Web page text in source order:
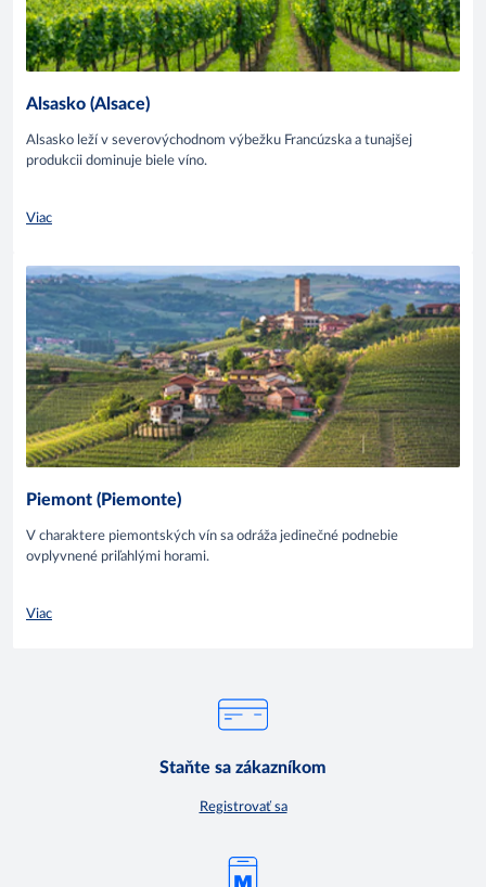
Alsasko (Alsace)
Alsasko leží v severovýchodnom výbežku Francúzska a tunajšej
produkcii dominuje biele víno.
Viac
Piemont (Piemonte)
V charaktere piemontských vín sa odráža jedinečné podnebie
ovplyvnené priľahlými horami.
Viac
Staňte sa zákazníkom
Registrovať sa